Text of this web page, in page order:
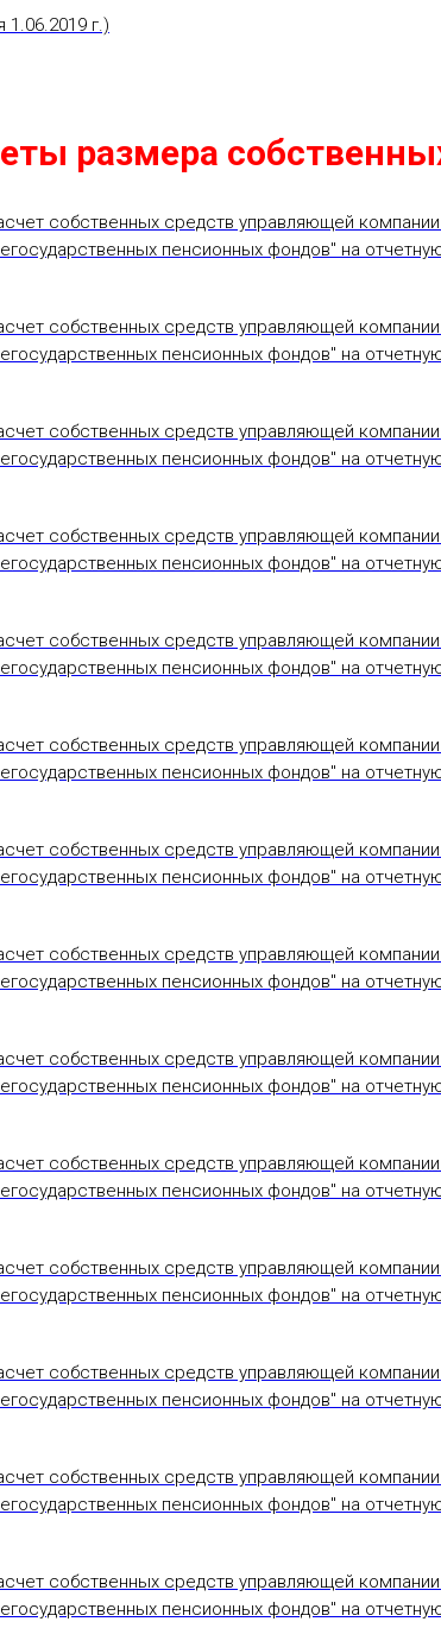
г.)
размера
собственных средств управляющей
пенсионных фондов" на
собственных средств управляющей
пенсионных фондов" на
собственных средств управляющей
пенсионных фондов" на
собственных средств управляющей
пенсионных фондов" на
собственных средств управляющей
пенсионных фондов" на
собственных средств управляющей
пенсионных фондов" на
собственных средств управляющей
пенсионных фондов" на
собственных средств управляющей
пенсионных фондов" на
собственных средств управляющей
пенсионных фондов" на
собственных средств управляющей
пенсионных фондов" на
собственных средств управляющей
пенсионных фондов" на
собственных средств управляющей
пенсионных фондов" на
собственных средств управляющей
пенсионных фондов" на
собственных средств управляющей
пенсионных фондов" на